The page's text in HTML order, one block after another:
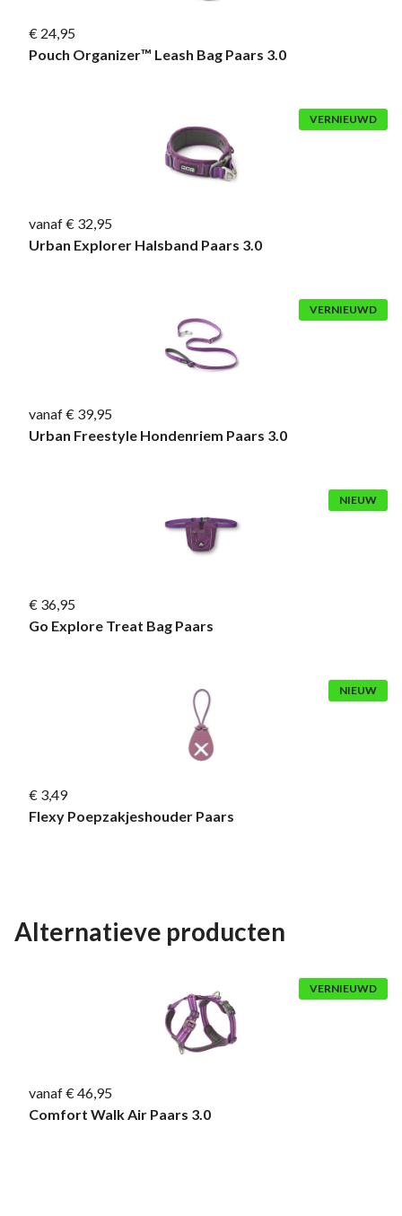
€ 24,95
Pouch Organizer™ Leash Bag Paars 3.0
VERNIEUWD
vanaf € 32,95
Urban Explorer Halsband Paars 3.0
VERNIEUWD
vanaf € 39,95
Urban Freestyle Hondenriem Paars 3.0
NIEUW
€ 36,95
Go Explore Treat Bag Paars
NIEUW
€ 3,49
Flexy Poepzakjeshouder Paars
Alternatieve producten
VERNIEUWD
vanaf € 46,95
Comfort Walk Air Paars 3.0